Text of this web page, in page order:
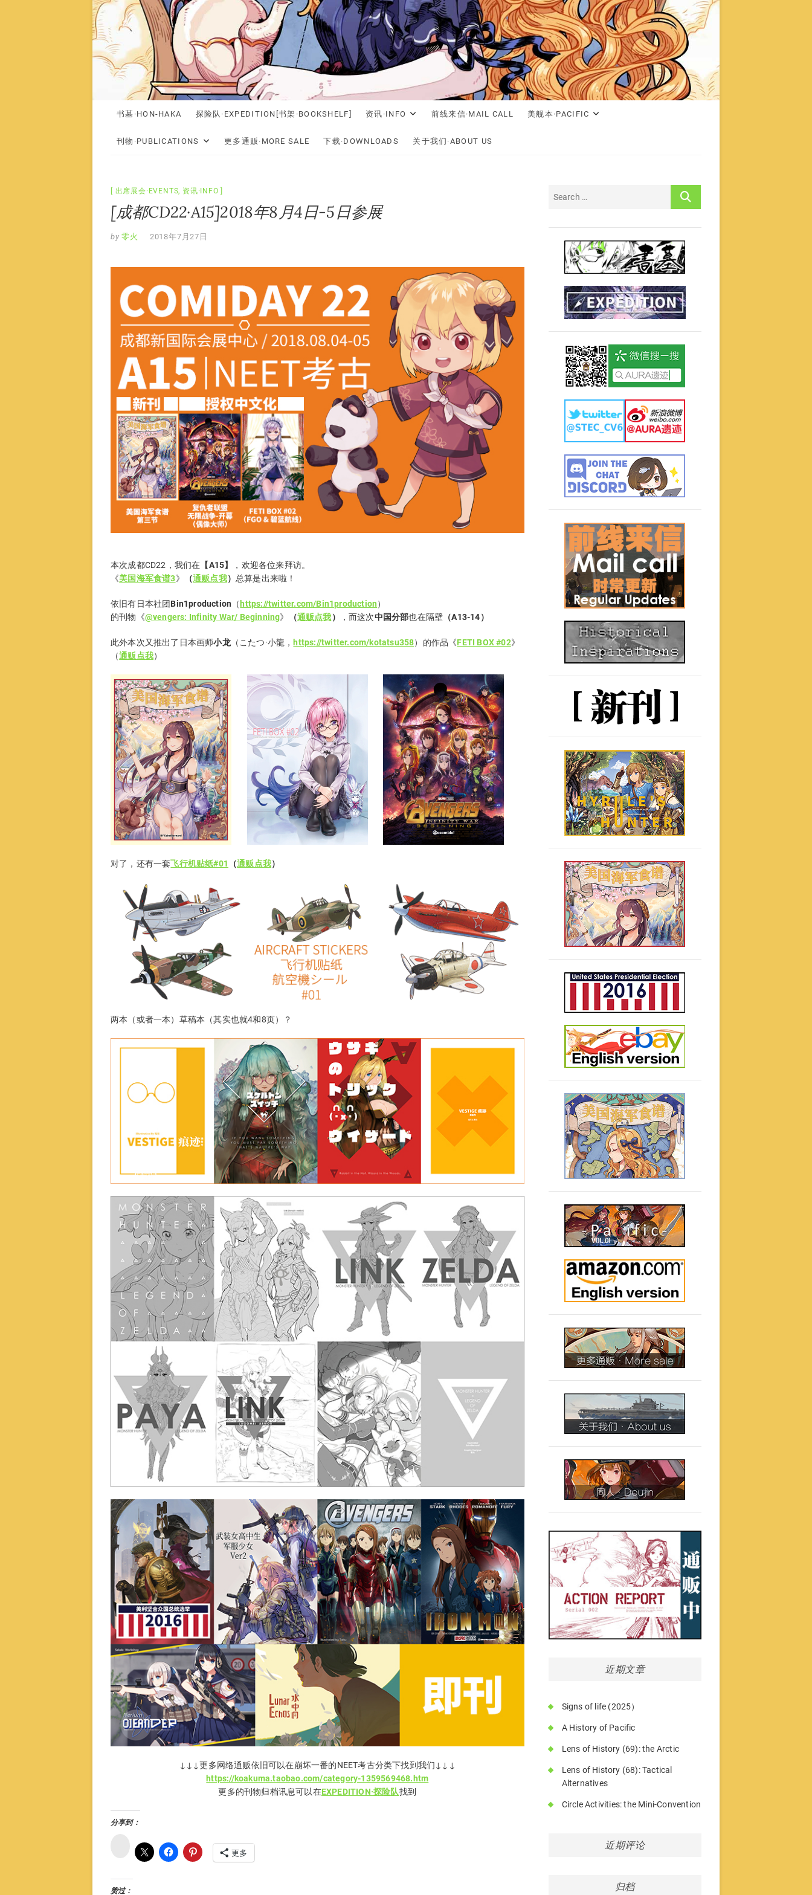
书墓·HON-HAKA 探险队·EXPEDITION[书架·BOOKSHELF] 资讯·INFO 前线来信·MAIL CALL 美舰本·PACIFIC
刊物·PUBLICATIONS 更多通贩·MORE SALE 下载·DOWNLOADS 关于我们·ABOUT US
出席展会·EVENTS, 资讯·INFO
[成都CD22·A15]2018年8月4日-5日参展
by 零火 2018年7月27日
本次成都CD22，我们在 【A15】
，欢迎各位来拜访。
《美国海军食谱3》 （通贩点我） 总算是出来啦！
依旧有日本社团Bin1production （ https://twitter.com/Bin1production）
的刊物《@vengers: Infinity War/ Beginning》 （通贩点我） ，而这次中国分部也在隔壁 （A13-14）
此外本次又推出了日本画师小龙（こたつ·小龍， https://twitter.com/kotatsu358）的作品《FETI BOX #02》
（通贩点我）
对了，还有一套飞行机贴纸#01 （通贩点我）
两本（或者一本）草稿本（其实也就4和8页）？
↓↓↓更多网络通贩依旧可以在崩坏一番的NEET考古分类下找到我们↓↓↓
https://koakuma.taobao.com/category-1359569468.htm
更多的刊物归档讯息可以在EXPEDITION·探险队找到
分享到：
更多
赞过：
近期文章
Signs of life (2025）
A History of Pacific
Lens of History (69): the Arctic
Lens of History (68): Tactical
Alternatives
Circle Activities: the Mini-Convention
近期评论
归档